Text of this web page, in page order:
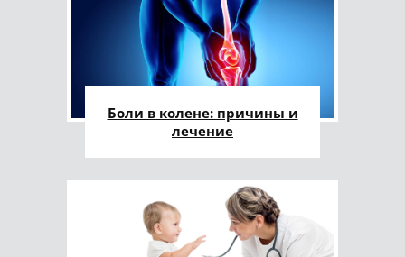
Боли в колене: причины и
лечение